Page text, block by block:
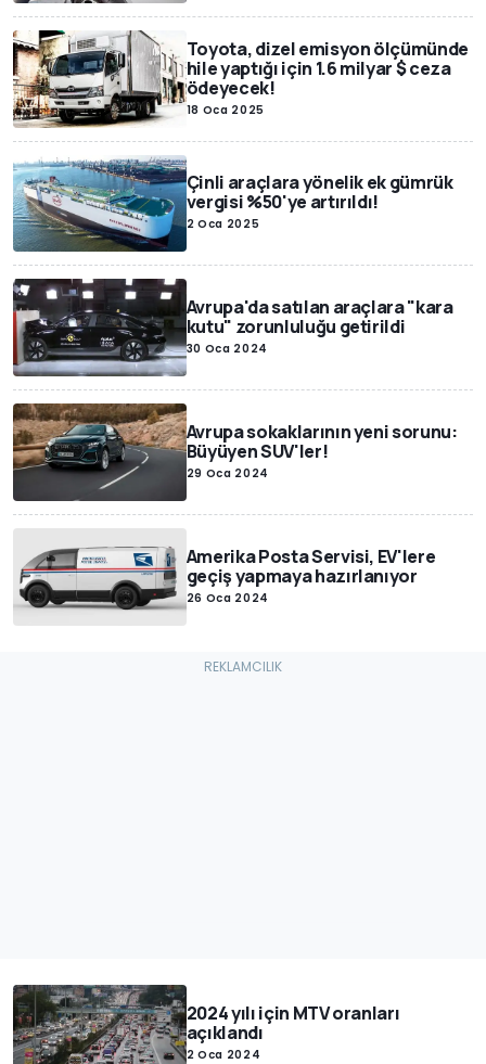
Toyota, dizel emisyon ölçümünde
hile yaptığı için 1.6 milyar $ ceza
ödeyecek!
18 Oca 2025
Çinli araçlara yönelik ek gümrük
vergisi %50'ye artırıldı!
2 Oca 2025
Avrupa'da satılan araçlara "kara
kutu" zorunluluğu getirildi
30 Oca 2024
Avrupa sokaklarının yeni sorunu:
Büyüyen SUV'ler!
29 Oca 2024
Amerika Posta Servisi, EV'lere
geçiş yapmaya hazırlanıyor
26 Oca 2024
2024 yılı için MTV oranları
açıklandı
2 Oca 2024